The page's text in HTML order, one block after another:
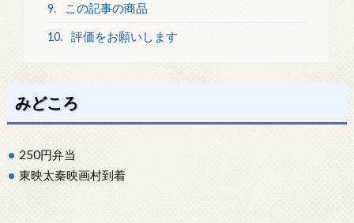
9. この記事の商品
10. 評価をお願いします
みどころ
250円弁当
東映太秦映画村到着